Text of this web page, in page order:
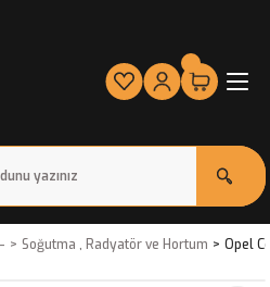
Soğutma , Radyatör ve Hortum Opel